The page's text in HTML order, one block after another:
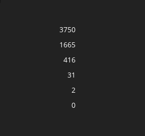
3750
1665
416
31
2
0